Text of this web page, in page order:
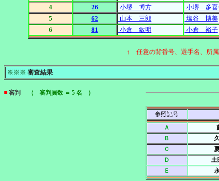
4
26 小堺 博方
小堺 多喜
5
62 山本 三郎
塩谷 博美
6
81 小倉 敏明 小倉 裕子
↑ 任意の背番号、選手名、所
※※※ 審査結果
■ 審判 （ 審判員数 ＝ 5 名 ）
参照記号
Ａ
Ｂ
Ｃ
Ｄ
土
Ｅ